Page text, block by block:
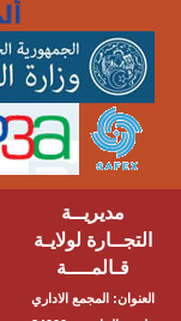
مديريــة
التجــارة لولايـة
قـالمــــة
العنوان: المجمع الاداري